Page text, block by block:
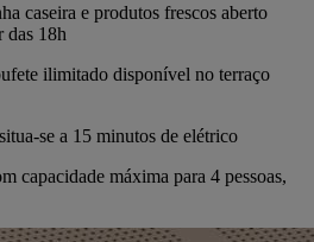
caseira e produtos frescos aberto
das 18h
ilimitado disponível no terraço
se a 15 minutos de elétrico
capacidade máxima para 4 pessoas,